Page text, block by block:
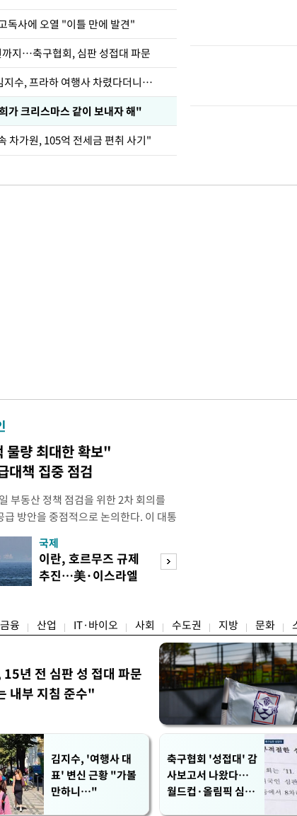
독사에 오열 "이틀 만에 발견"
지…축구협회, 심판 성접대 파문
지수, 프라하 여행사 차렸다더니…
가 크리스마스 같이 보내자 해"
차가원, 105억 전세금 편취 사기"
량 최대한 확보"
대책 집중 점검
부동산 정책 점검을 위한 2차 회의를
급 방안을 중점적으로 논의한다. 이 대통
청와대에서 부동산 정책 점검 2차 회의
. 지난 3일 부동산·주식 시장 점검 비
주택 공급 물량을 최대한 확보하
만이다. 앞서 이 대통령은 1차
국제
이란, 호르무즈 규제
추진…美·이스라엘
금융 산업 IT·바이오 사회 수도권 지방 문화
년 전 심판 성 접대 파문
내부 지침 준수"
김지수, '여행사 대
표' 변신 근황 "가볼
만하니…"
축구협회 '성접대' 감
사보고서 나왔다…
월드컵·올림픽 심판